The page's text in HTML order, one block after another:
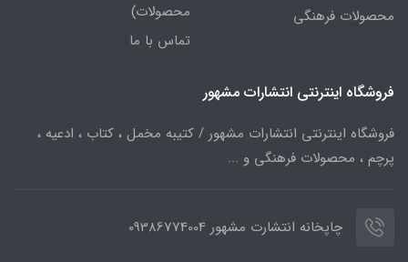
محصولات فرهنگی
محصولات)
تماس با ما
فروشگاه اینترنتی انتشارات مشهور
فروشگاه اینترنتی انتشارات مشهور / کتیبه مخمل ، کتاب ، ادعیه ،
پرچم ، محصولات فرهنگی و ...
چاپخانه انتشارت مشهور 09386774004